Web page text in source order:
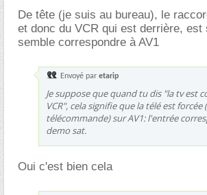
De tête (je suis au bureau), le
et donc du VCR qui est derrière, est
semble correspondre à AV1
Envoyé par etarip
Je suppose que quand tu dis "la tv est
VCR", cela signifie que la télé est forcée
télécommande) sur AV1: l'entrée
demo sat.
Oui c'est bien cela